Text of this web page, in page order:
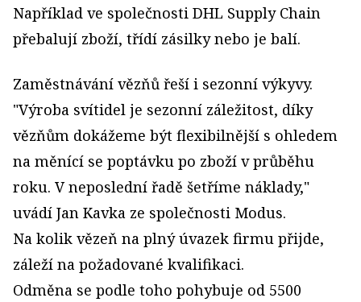
Například ve společnosti DHL Supply Chain
přebalují zboží, třídí zásilky nebo je balí.
Zaměstnávání vězňů řeší i sezonní výkyvy.
"Výroba svítidel je sezonní záležitost, díky
vězňům dokážeme být flexibilnější s ohledem
na měnící se poptávku po zboží v průběhu
roku. V neposlední řadě šetříme náklady,"
uvádí Jan Kavka ze společnosti Modus.
Na kolik vězeň na plný úvazek firmu přijde,
záleží na požadované kvalifikaci.
Odměna se podle toho pohybuje od 5500